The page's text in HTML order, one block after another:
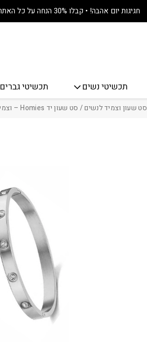
חגיגות יום אהבה! • קבלו 30% הנחה על כל האתר! 🤍
תכשיטי נשים תכשיטי גברים
סט שעון וצמיד לנשים/ סט שעון יד Homies – וצמיד אהבה כסף HMW12